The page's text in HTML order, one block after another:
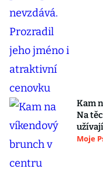
Kam
Na
Moje